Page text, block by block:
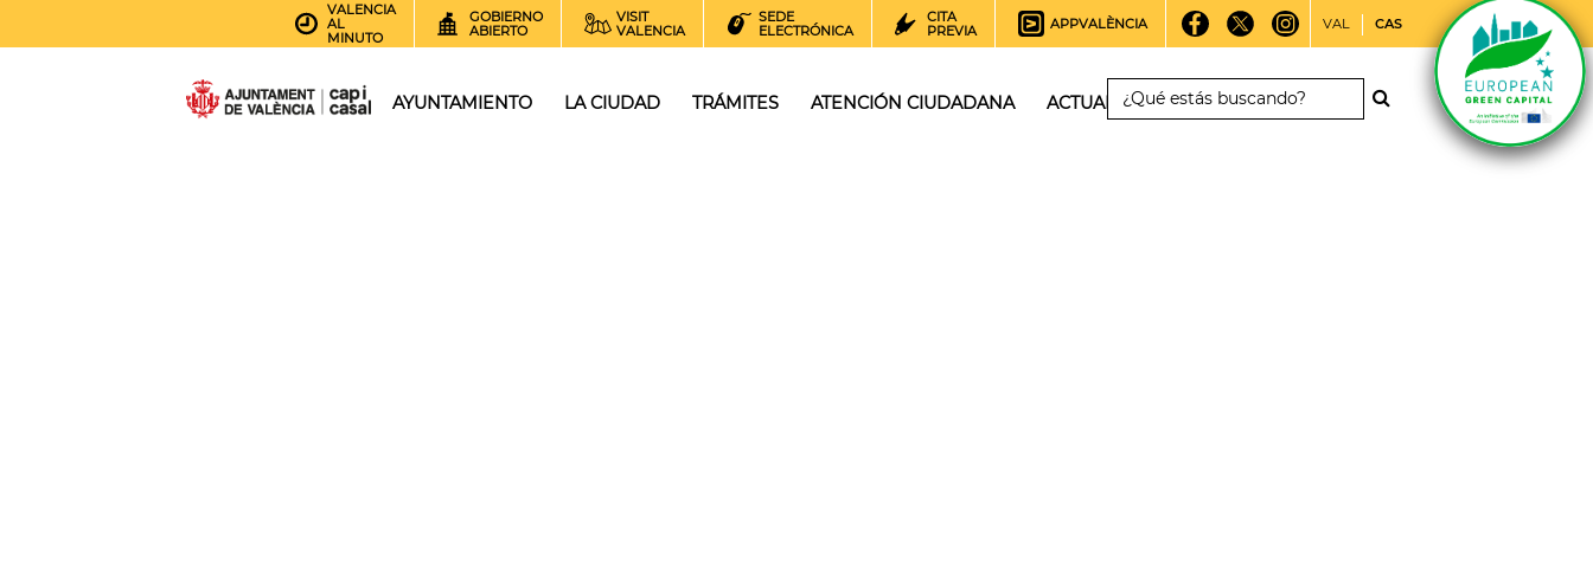
VALENCIA
AL
MINUTO
GOBIERNO
ABIERTO
VISIT
VALENCIA
SEDE
ELECTRÓNICA
CITA
PREVIA
APPVALÈNCIA VAL CAS
AYUNTAMIENTO LA CIUDAD TRÁMITES ATENCIÓN CIUDADANA ACTUALIDAD